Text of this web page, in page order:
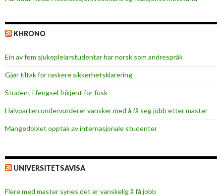
t
e
–
v
l
h
u
j
KHRONO
Ein av fem sjukepleiar­studentar har norsk som andrespråk
Gjør tiltak for raskere sikkerhets­klarering
Student i fengsel frikjent for fusk
Halvparten undervurderer vansker med å få seg jobb etter master
Mangedoblet opptak av internasjonale studenter
UNIVERSITETSAVISA
Flere med master synes det er vanskelig å få jobb